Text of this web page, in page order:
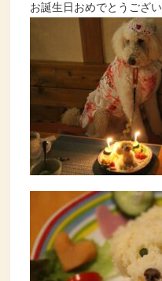
お誕生日おめでとうござ